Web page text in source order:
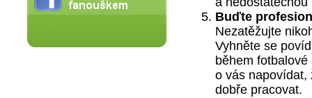
Buďte
Nezatěžujte
Vyhněte se
během
o vás napovídat,
dobře pracovat.